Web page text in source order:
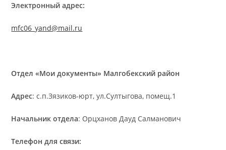
Электронный адрес:
mfc06_yand@mail.ru
Отдел «Мои документы» Малгобекский район
Адрес: с.п.Зязиков-юрт, ул.Султыгова, помещ.1
Начальник отдела: Орцханов Дауд Салманович
Телефон для связи: